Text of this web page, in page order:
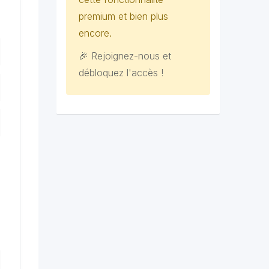
premium et bien plus
encore.
🎉 Rejoignez-nous et
débloquez l'accès !